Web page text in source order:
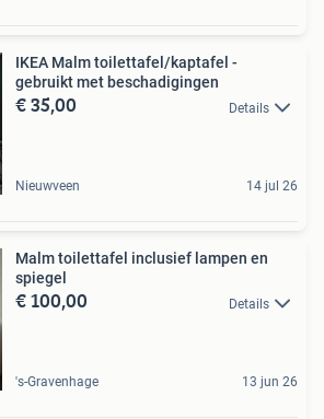
IKEA Malm toilettafel/kaptafel -
gebruikt met beschadigingen
€ 35,00 Details
Nieuwveen 14 jul 26
Malm toilettafel inclusief lampen en
spiegel
€ 100,00 Details
's-Gravenhage 13 jun 26